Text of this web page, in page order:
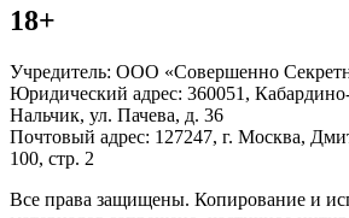
18+
Учредитель: ООО «Совершенно
Юридический адрес: 360051, Кабардино-
Нальчик, ул. Пачева, д. 36
Почтовый адрес: 127247, г. Москва,
100, стр. 2
Все права защищены. Копирование и